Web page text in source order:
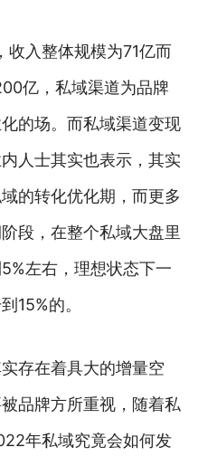
入整体规模为71亿而
亿，私域渠道为品牌
的场。而私域渠道变现
人士其实也表示，其实
的转化优化期，而更多
段，在整个私域大盘里
左右，理想状态下一
15%的。
存在着具大的增量空
品牌方所重视，随着私
年私域究竟会如何发